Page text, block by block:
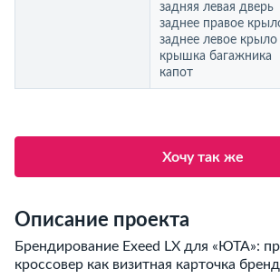
задняя левая дверь
заднее правое
заднее левое крыло
крышка багажника
капот
Хочу так же
Описание проекта
Брендирование Exeed LX для «ЮТА»:
кроссовер как визитная карточка